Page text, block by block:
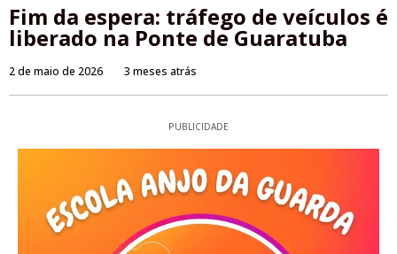
Fim da espera: tráfego de veículos é
liberado na Ponte de Guaratuba
2 de maio de 2026 3 meses atrás
PUBLICIDADE